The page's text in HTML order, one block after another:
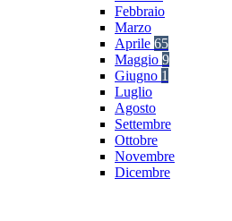
Febbraio
Marzo
Aprile 65
Maggio 9
Giugno 1
Luglio
Agosto
Settembre
Ottobre
Novembre
Dicembre